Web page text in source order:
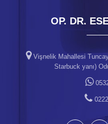
OP. DR.
Vişnelik Mahallesi
Starbuck yanı)